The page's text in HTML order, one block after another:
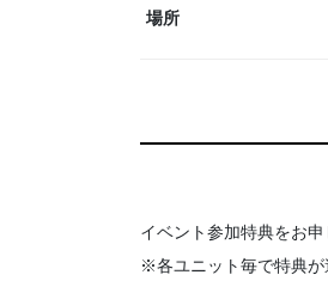
場所
イベント参加特典をお
※各ユニット毎で特典が